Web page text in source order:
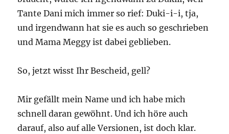
Tante Dani mich immer so rief: Duki-i-i, tja,
und irgendwann hat sie es auch so geschrieben
und Mama Meggy ist dabei geblieben.
So, jetzt wisst Ihr Bescheid, gell?
Mir gefällt mein Name und ich habe mich
schnell daran gewöhnt. Und ich höre auch
darauf, also auf alle Versionen, ist doch klar.